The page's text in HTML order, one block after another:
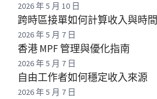
2026 年 5 月 10 日
跨時區接單如何計算收入與時間
2026 年 5 月 7 日
香港 MPF 管理與優化指南
2026 年 5 月 7 日
自由工作者如何穩定收入來源
2026 年 5 月 7 日